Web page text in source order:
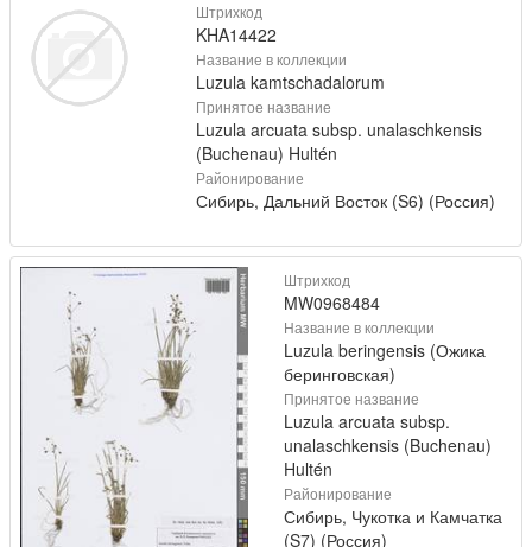
Штрихкод
KHA14422
Название в коллекции
Luzula kamtschadalorum
Принятое название
Luzula arcuata subsp. unalaschkensis
(Buchenau) Hultén
Районирование
Сибирь, Дальний Восток (S6) (Россия)
Штрихкод
MW0968484
Название в коллекции
Luzula beringensis (Ожика
беринговская)
Принятое название
Luzula arcuata subsp.
unalaschkensis (Buchenau)
Hultén
Районирование
Сибирь, Чукотка и Камчатка
(S7) (Россия)